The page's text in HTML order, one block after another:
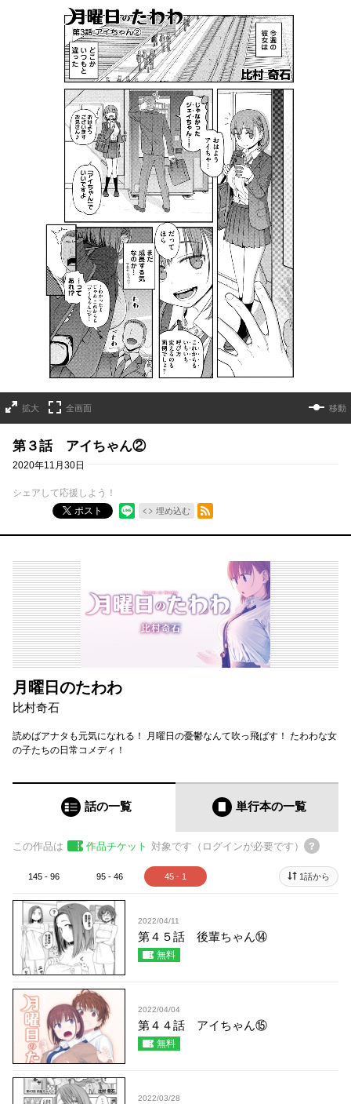
拡大 全画面 移動
第３話 アイちゃん②
2020年11月30日
シェアして応援しよう！
ポスト
埋め込む
RSSフィード
月曜日のたわわ
比村奇石
読めばアナタも元気になれる！ 月曜日の憂鬱なんて吹っ飛ばす！ たわわな女
の子たちの日常コメディ！
話の一覧 単行本の一覧
この作品は 作品チケット 対象です（ログインが必要です）
145 - 96 95 - 46 45 - 1 1話から
2022/04/11
第４５話 後輩ちゃん⑭
無料
2022/04/04
第４４話 アイちゃん⑮
無料
2022/03/28